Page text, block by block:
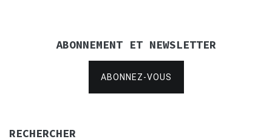
ABONNEMENT ET NEWSLETTER
ABONNEZ-VOUS
RECHERCHER